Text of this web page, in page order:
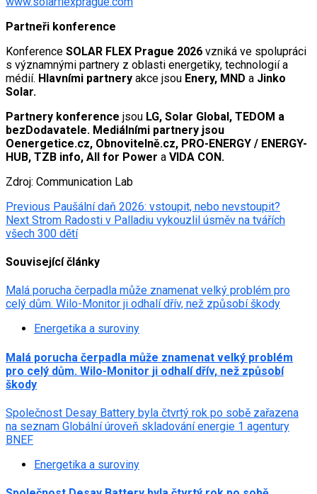
Partneři konference
Konference SOLAR FLEX Prague 2026 vzniká ve spolupráci
s významnými partnery z oblasti energetiky, technologií a
médií. Hlavními partnery akce jsou Enery, MND a Jinko
Solar.
Partnery konference jsou LG, Solar Global, TEDOM a
bezDodavatele. Mediálními partnery jsou
Oenergetice.cz, Obnovitelně.cz, PRO-ENERGY / ENERGY-
HUB, TZB info, All for Power a VIDA CON.
Zdroj: Communication Lab
Post
navigation
Previous Paušální daň 2026: vstoupit, nebo nevstoupit?
Next Strom Radosti v Palladiu vykouzlil úsměv na tvářích
všech 300 dětí
Související články
Malá porucha čerpadla může znamenat velký problém pro
celý dům. Wilo-Monitor ji odhalí dřív, než způsobí škody
Energetika a suroviny
Malá porucha čerpadla může znamenat velký problém
pro celý dům. Wilo-Monitor ji odhalí dřív, než způsobí
škody
Společnost Desay Battery byla čtvrtý rok po sobě zařazena
na seznam Globální úroveň skladování energie 1 agentury
BNEF
Energetika a suroviny